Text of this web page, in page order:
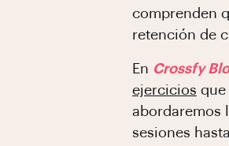
comprenden
retención de
En Crossfy
ejercicios que
abordaremos
sesiones